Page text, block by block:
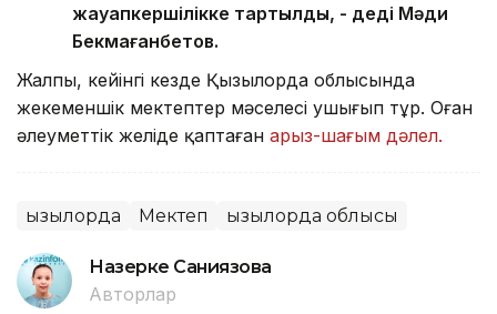
жауапкершілікке тартылды, - деді Мәди
Бекмағанбетов.
Жалпы, кейінгі кезде Қызылорда облысында
жекеменшік мектептер мәселесі ушығып тұр. Оған
әлеуметтік желіде қаптаған арыз-шағым дәлел.
Қызылорда Мектеп Қызылорда облысы
Назерке Саниязова
Авторлар